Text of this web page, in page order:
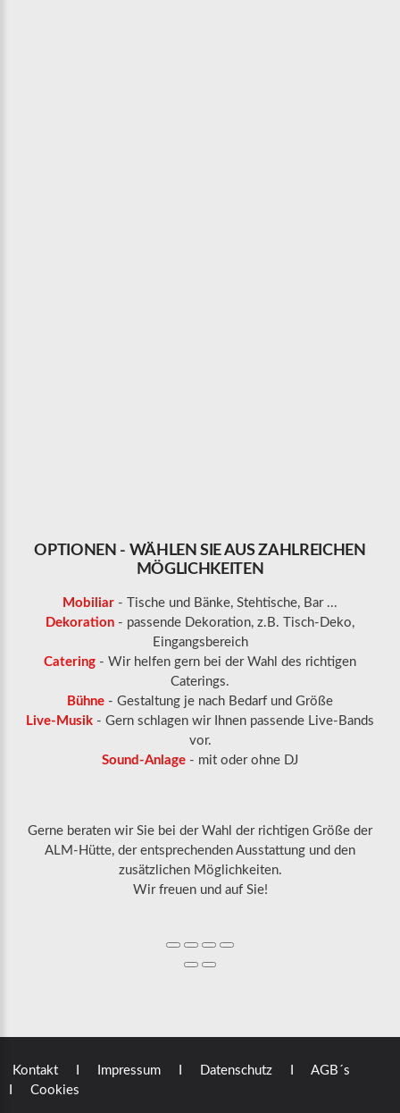
OPTIONEN - WÄHLEN SIEAUS ZAHLREICHEN
MÖGLICHKEITEN
Mobiliar - Tische und Bänke, Stehtische, Bar ...
Dekoration - passende Dekoration, z.B. Tisch-Deko,
Eingangsbereich
Catering - Wir helfen gern bei der Wahl des richtigen
Caterings.
Bühne - Gestaltung je nach Bedarf und Größe
Live-Musik - Gern schlagen wir Ihnen passende Live-Bands
vor.
Sound-Anlage - mit oder ohne DJ
Gerne beraten wir Sie bei der Wahl der richtigen Größe der
ALM-Hütte, der entsprechenden Ausstattung und den
zusätzlichen Möglichkeiten.
Wir freuen und auf Sie!
Kontakt I Impressum I Datenschutz
I AGB´s
I Cookies